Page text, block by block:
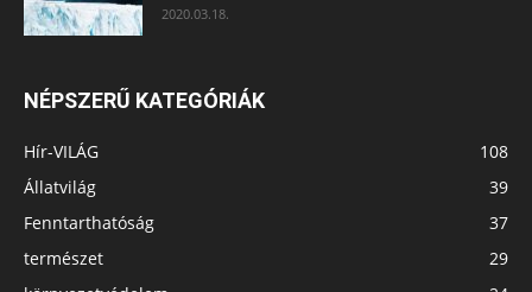
2020.03.18.
NÉPSZERŰ KATEGÓRIÁK
Hír-VILÁG
108
Állatvilág
39
Fenntarthatóság
37
természet
29